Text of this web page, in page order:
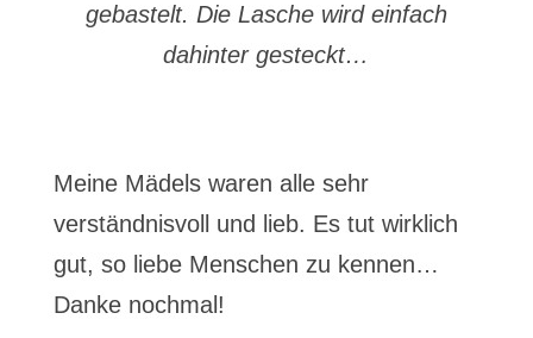
gebastelt. Die Lasche wird einfach
dahinter gesteckt…
Meine Mädels waren alle sehr
verständnisvoll und lieb. Es tut wirklich
gut, so liebe Menschen zu kennen…
Danke nochmal!